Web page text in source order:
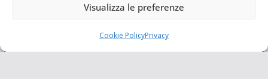
Visualizza le preferenze
Cookie PolicyPrivacy
I Siciliani Giovani. Tutti i diritti riservati.
Tema:ColorMagdi ThemeGrill. Powered byWordPress.